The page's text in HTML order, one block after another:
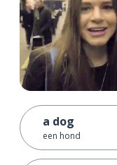
a dog
een hond